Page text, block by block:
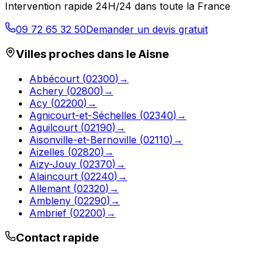
Intervention rapide 24H/24 dans toute la France
09 72 65 32 50Demander un devis gratuit
Villes proches dans leAisne
Abbécourt (02300) →
Achery (02800) →
Acy (02200) →
Agnicourt-et-Séchelles (02340) →
Aguilcourt (02190) →
Aisonville-et-Bernoville (02110) →
Aizelles (02820) →
Aizy-Jouy (02370) →
Alaincourt (02240) →
Allemant (02320) →
Ambleny (02290) →
Ambrief (02200) →
Contact rapide